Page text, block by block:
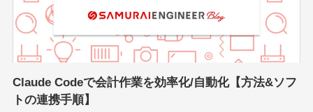
Claude Codeで会計作業を効率化/自動化【方法&ソフ
トの連携手順】